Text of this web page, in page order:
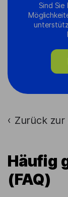
Sind
› Zurück
Häufig
(FAQ)